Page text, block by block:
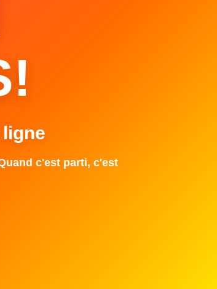
c'est parti, c'est